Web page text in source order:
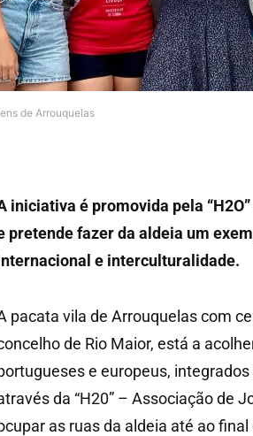
de Arrouquelas
iniciativa é promovida pela
pretende fazer da aldeia um
e interculturalidade.
pacata vila de Arrouquelas com
de Rio Maior, está a
e europeus,
da “H20” – Associação de
as ruas da aldeia até ao